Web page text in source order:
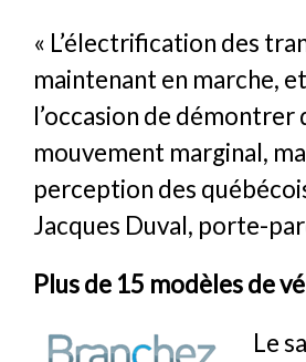
« L’électrification des
maintenant en marche,
l’occasion de démontrer
mouvement marginal,
perception des
Jacques Duval, porte-
Plus de 15 modèles de
Le